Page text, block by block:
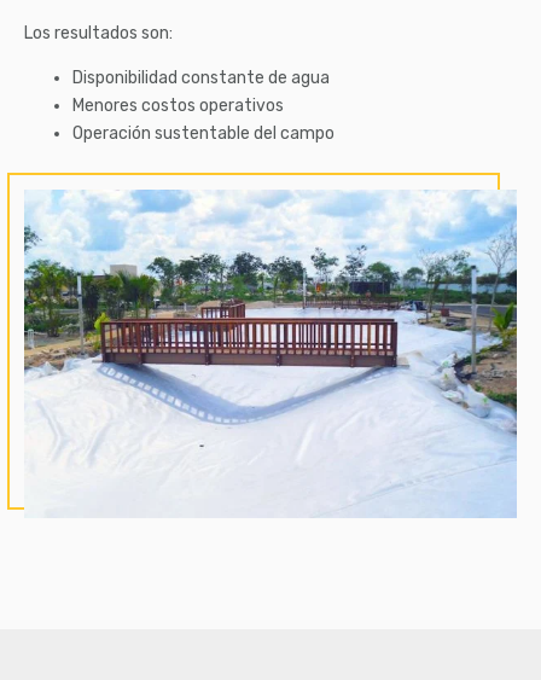
Los resultados son:
Disponibilidad constante de agua
Menores costos operativos
Operación sustentable del campo